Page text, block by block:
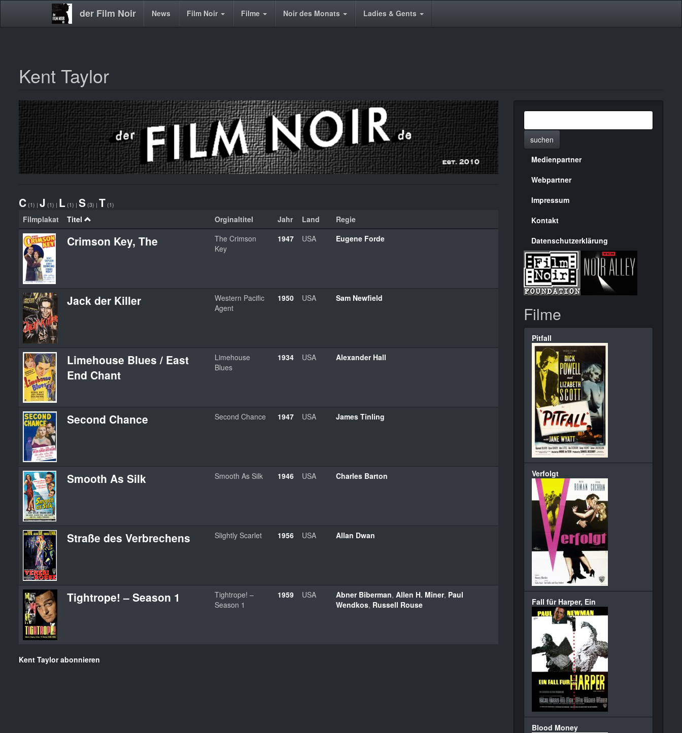
Direkt
der Film Noir
Main News Film Noir Filme Noir des Monats Ladies & Gents
Kent Taylor
C (1) | J (1) | L (1) | S (3) | T (1)
Filmplakat Titel Orginaltitel Jahr Land Regie
Crimson Key, The
The Crimson
Key
1947 USA Eugene Forde
Jack der Killer
Western Pacific
Agent
1950 USA Sam Newfield
Limehouse Blues / East
End Chant
Limehouse
Blues
1934 USA Alexander Hall
Second Chance Second Chance 1947 USA James Tinling
Smooth As Silk Smooth As Silk 1946 USA Charles Barton
Straße des Verbrechens Slightly Scarlet 1956 USA Allan Dwan
Tightrope! – Season 1
Tightrope! –
Season 1
1959 USA Abner Biberman, Allen H. Miner, Paul
Wendkos, Russell Rouse
Kent Taylor abonnieren
suchen
Menülinks
rechte
Seite
Medienpartner
Webpartner
Impressum
Kontakt
Datenschutzerklärung
Filme
Pitfall
Verfolgt
Fall für Harper, Ein
Blood Money